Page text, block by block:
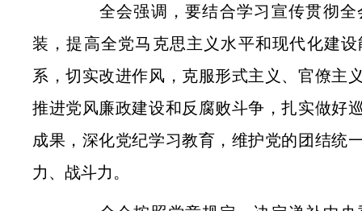
全会强调，要结合学习宣传贯彻全
装，提高全党马克思主义水平和现代化建
系，切实改进作风，克服形式主义、官僚主
推进党风廉政建设和反腐败斗争，扎实做好
成果，深化党纪学习教育，维护党的团结统
力、战斗力。